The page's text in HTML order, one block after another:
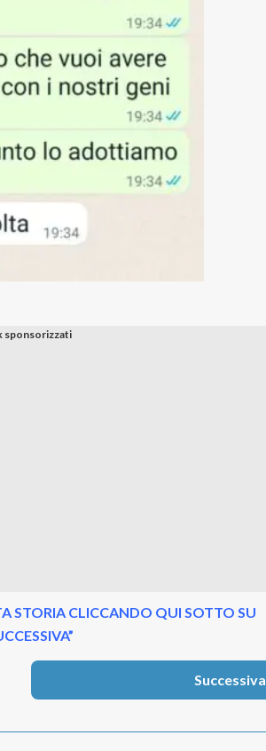
STORIA CLICCANDO QUI SOTTO SU
Successiva